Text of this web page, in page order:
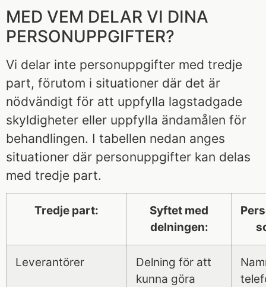
MED VEM DELAR VI DINA
PERSONUPPGIFTER?
Vi delar inte personuppgifter med tredje
part, förutom i situationer där det är
nödvändigt för att uppfylla lagstadgade
skyldigheter eller uppfylla ändamålen för
behandlingen. I tabellen nedan anges
situationer där personuppgifter kan delas
med tredje part.
Tredje part:
Syftet med
delningen:
Leverantörer
Delning för att
kunna göra